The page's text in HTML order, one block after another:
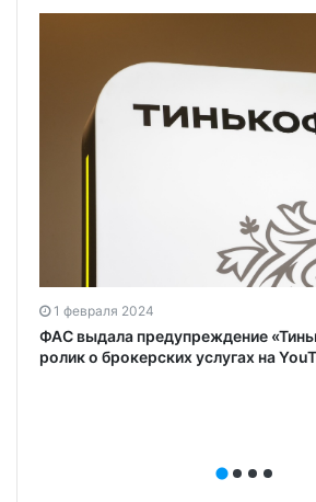
1 февраля 2024
ФАС выдала предупреждение
ролик о брокерских услугах на